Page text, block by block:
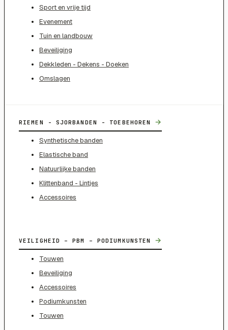
Sport en vrije tijd
Evenement
Tuin en landbouw
Beveiliging
Dekkleden - Dekens - Doeken
Omslagen
RIEMEN - SJORBANDEN - TOEBEHOREN →
Synthetische banden
Elastische band
Natuurlijke banden
Klittenband - Lintjes
Accessoires
VEILIGHEID – PBM – PODIUMKUNSTEN →
Touwen
Beveiliging
Accessoires
Podiumkunsten
Touwen